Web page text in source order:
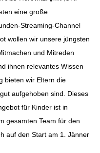
eine große
Streaming-Channel
wollen wir unsere jüngsten
und Mitreden
ihnen relevantes Wissen
bieten wir Eltern die
aufgehoben sind. Dieses
für Kinder ist in
gesamten Team für den
auf den Start am 1. Jänner